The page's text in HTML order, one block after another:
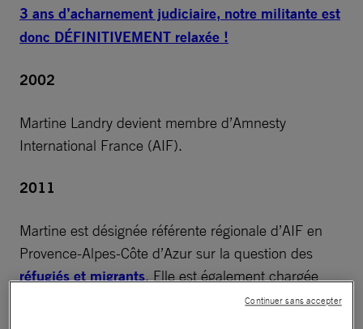
3 ans d’acharnement judiciaire, notre militante est
donc DÉFINITIVEMENT relaxée !
2002
Martine Landry devient membre d’Amnesty
International France (AIF).
2011
Martine est désignée référente régionale d’AIF en
Provence-Alpes-Côte d’Azur sur la question des
réfugiés et migrants. Elle est également chargée
d’une mission d’observation en zone d’attente pour
Continuer sans accepter